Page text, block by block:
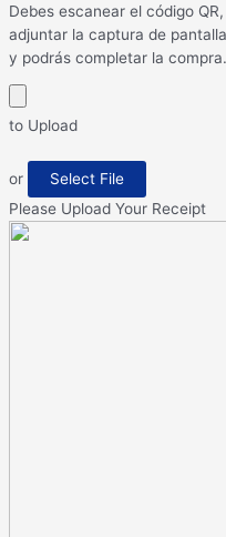
Debes escanear el código
adjuntar la captura de
y podrás completar la compra.
to Upload
or
Select File
Please Upload Your Receipt